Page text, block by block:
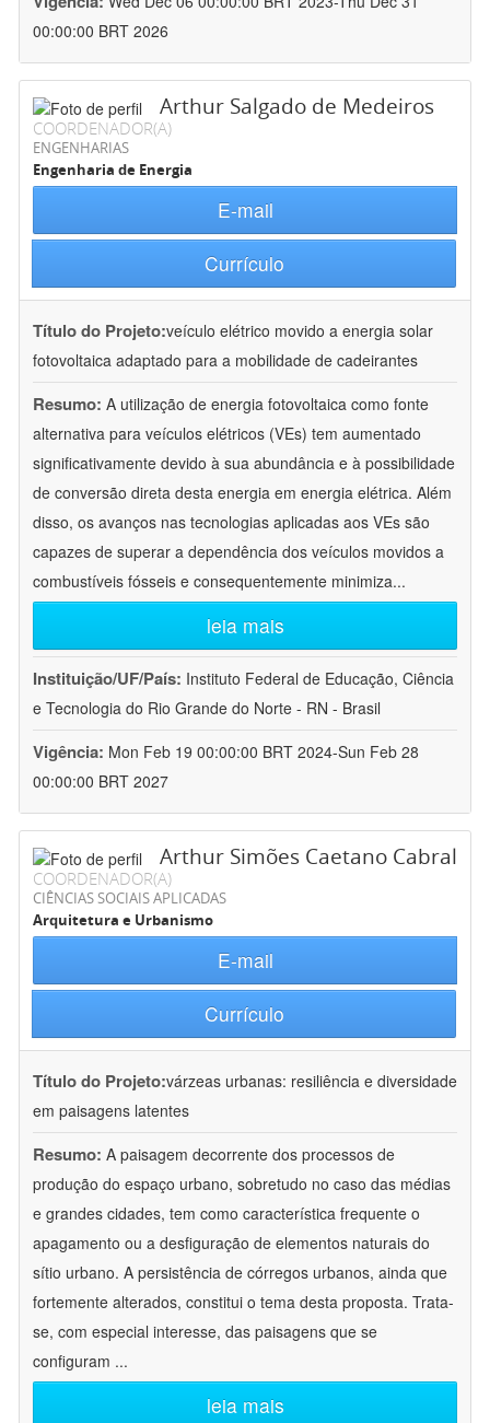
00:00:00 BRT 2026
Arthur Salgado de Medeiros
COORDENADOR(A)
ENGENHARIAS
Engenharia de Energia
E-mail
Currículo
Título do Projeto:veículo elétrico movido a energia solar
fotovoltaica adaptado para a mobilidade de cadeirantes
Resumo: A utilização de energia fotovoltaica como fonte
alternativa para veículos elétricos (VEs) tem aumentado
significativamente devido à sua abundância e à possibilidade
de conversão direta desta energia em energia elétrica. Além
disso, os avanços nas tecnologias aplicadas aos VEs são
capazes de superar a dependência dos veículos movidos a
combustíveis fósseis e consequentemente minimiza...
leia mais
Instituição/UF/País: Instituto Federal de Educação, Ciência
e Tecnologia do Rio Grande do Norte - RN - Brasil
Vigência: Mon Feb 19 00:00:00 BRT 2024-Sun Feb 28
00:00:00 BRT 2027
Arthur Simões Caetano Cabral
COORDENADOR(A)
CIÊNCIAS SOCIAIS APLICADAS
Arquitetura e Urbanismo
E-mail
Currículo
Título do Projeto:várzeas urbanas: resiliência e diversidade
em paisagens latentes
Resumo: A paisagem decorrente dos processos de
produção do espaço urbano, sobretudo no caso das médias
e grandes cidades, tem como característica frequente o
apagamento ou a desfiguração de elementos naturais do
sítio urbano. A persistência de córregos urbanos, ainda que
fortemente alterados, constitui o tema desta proposta. Trata-
se, com especial interesse, das paisagens que se
configuram ...
leia mais